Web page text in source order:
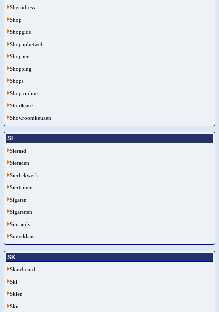
Sherridress
Shop
Shopgids
Shopophetweb
Shoppen
Shopping
Shops
Shopsonline
Shortlease
Showroomkeuken
SI
Sieraad
Sieraden
Sierhekwerk
Siertuinen
Sigaren
Sigaretten
Sim-only
Sinterklaas
SK
Skateboard
Ski
Skien
Skis